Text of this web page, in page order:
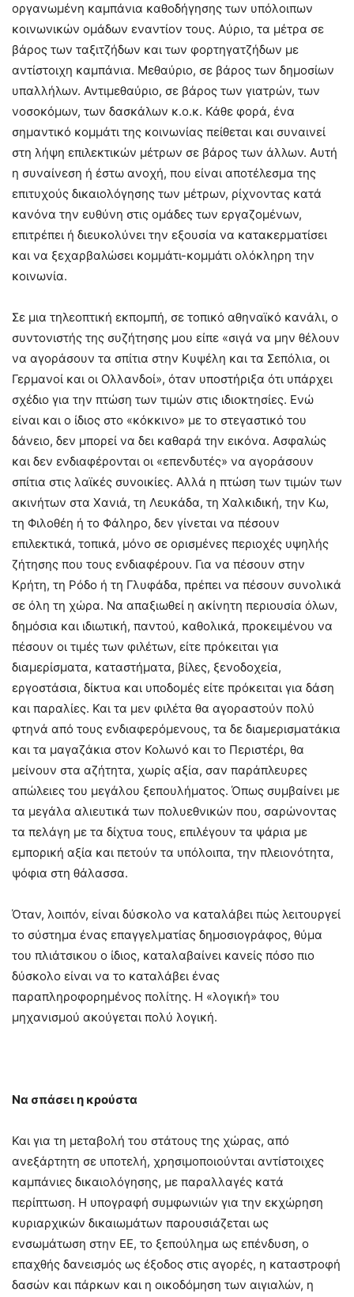
οργανωμένη καμπάνια καθοδήγησης των υπόλοιπων
κοινωνικών ομάδων εναντίον τους. Αύριο, τα μέτρα σε
βάρος των ταξιτζήδων και των φορτηγατζήδων με
αντίστοιχη καμπάνια. Μεθαύριο, σε βάρος των δημοσίων
υπαλλήλων. Αντιμεθαύριο, σε βάρος των γιατρών, των
νοσοκόμων, των δασκάλων κ.ο.κ. Κάθε φορά, ένα
σημαντικό κομμάτι της κοινωνίας πείθεται και συναινεί
στη λήψη επιλεκτικών μέτρων σε βάρος των άλλων. Αυτή
η συναίνεση ή έστω ανοχή, που είναι αποτέλεσμα της
επιτυχούς δικαιολόγησης των μέτρων, ρίχνοντας κατά
κανόνα την ευθύνη στις ομάδες των εργαζομένων,
επιτρέπει ή διευκολύνει την εξουσία να κατακερματίσει
και να ξεχαρβαλώσει κομμάτι-κομμάτι ολόκληρη την
κοινωνία.
Σε μια τηλεοπτική εκπομπή, σε τοπικό αθηναϊκό κανάλι, ο
συντονιστής της συζήτησης μου είπε «σιγά να μην θέλουν
να αγοράσουν τα σπίτια στην Κυψέλη και τα Σεπόλια, οι
Γερμανοί και οι Ολλανδοί», όταν υποστήριξα ότι υπάρχει
σχέδιο για την πτώση των τιμών στις ιδιοκτησίες. Ενώ
είναι και ο ίδιος στο «κόκκινο» με το στεγαστικό του
δάνειο, δεν μπορεί να δει καθαρά την εικόνα. Ασφαλώς
και δεν ενδιαφέρονται οι «επενδυτές» να αγοράσουν
σπίτια στις λαϊκές συνοικίες. Αλλά η πτώση των τιμών των
ακινήτων στα Χανιά, τη Λευκάδα, τη Χαλκιδική, την Κω,
τη Φιλοθέη ή το Φάληρο, δεν γίνεται να πέσουν
επιλεκτικά, τοπικά, μόνο σε ορισμένες περιοχές υψηλής
ζήτησης που τους ενδιαφέρουν. Για να πέσουν στην
Κρήτη, τη Ρόδο ή τη Γλυφάδα, πρέπει να πέσουν συνολικά
σε όλη τη χώρα. Να απαξιωθεί η ακίνητη περιουσία όλων,
δημόσια και ιδιωτική, παντού, καθολικά, προκειμένου να
πέσουν οι τιμές των φιλέτων, είτε πρόκειται για
διαμερίσματα, καταστήματα, βίλες, ξενοδοχεία,
εργοστάσια, δίκτυα και υποδομές είτε πρόκειται για δάση
και παραλίες. Και τα μεν φιλέτα θα αγοραστούν πολύ
φτηνά από τους ενδιαφερόμενους, τα δε διαμερισματάκια
και τα μαγαζάκια στον Κολωνό και το Περιστέρι, θα
μείνουν στα αζήτητα, χωρίς αξία, σαν παράπλευρες
απώλειες του μεγάλου ξεπουλήματος. Όπως συμβαίνει με
τα μεγάλα αλιευτικά των πολυεθνικών που, σαρώνοντας
τα πελάγη με τα δίχτυα τους, επιλέγουν τα ψάρια με
εμπορική αξία και πετούν τα υπόλοιπα, την πλειονότητα,
ψόφια στη θάλασσα.
Όταν, λοιπόν, είναι δύσκολο να καταλάβει πώς λειτουργεί
το σύστημα ένας επαγγελματίας δημοσιογράφος, θύμα
του πλιάτσικου ο ίδιος, καταλαβαίνει κανείς πόσο πιο
δύσκολο είναι να το καταλάβει ένας
παραπληροφορημένος πολίτης. Η «λογική» του
μηχανισμού ακούγεται πολύ λογική.
Να σπάσει η κρούστα
Και για τη μεταβολή του στάτους της χώρας, από
ανεξάρτητη σε υποτελή, χρησιμοποιούνται αντίστοιχες
καμπάνιες δικαιολόγησης, με παραλλαγές κατά
περίπτωση. Η υπογραφή συμφωνιών για την εκχώρηση
κυριαρχικών δικαιωμάτων παρουσιάζεται ως
ενσωμάτωση στην ΕΕ, το ξεπούλημα ως επένδυση, ο
επαχθής δανεισμός ως έξοδος στις αγορές, η καταστροφή
δασών και πάρκων και η οικοδόμηση των αιγιαλών, η